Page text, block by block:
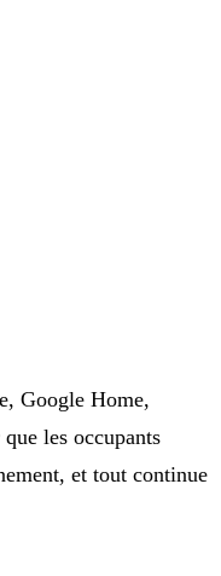
Google Home,
les occupants
et tout continue